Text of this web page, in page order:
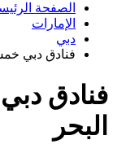
الصفحة
الإمارات
دبي
فنادق دبي
فنادق
البحر